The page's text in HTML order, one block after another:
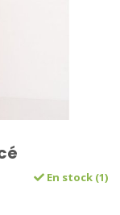
En stock (1)